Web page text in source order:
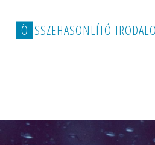
Ö SSZEHASONL ÍTÓ IRODAL O